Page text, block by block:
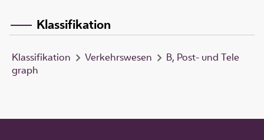
Klassifikation
Klassifikation Verkehrswesen
B, Post- und Tele
graph